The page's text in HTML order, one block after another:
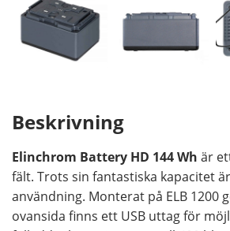
Beskrivning
Elinchrom Battery HD 144 Wh är
fält. Trots sin fantastiska kapacitet
användning. Monterat på ELB
ovansida finns ett USB uttag för